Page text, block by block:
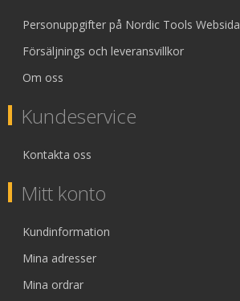
Personuppgifter på Nordic Tools Websida
Försäljnings och leveransvillkor
Om oss
Kundeservice
Kontakta oss
Mitt konto
Kundinformation
Mina adresser
Mina ordrar